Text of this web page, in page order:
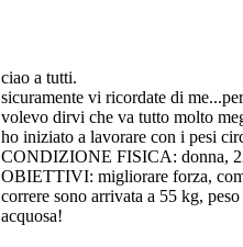
ciao a tutti.
sicuramente vi ricordate di
volevo dirvi che va tutto molto
ho iniziato a lavorare con i pesi
CONDIZIONE FISICA: donna,
OBIETTIVI: migliorare forza,
correre sono arrivata a 55 kg,
acquosa!